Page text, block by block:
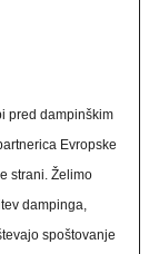
pred dampinškim
Evropske
strani. Želimo
dampinga,
spoštovanje